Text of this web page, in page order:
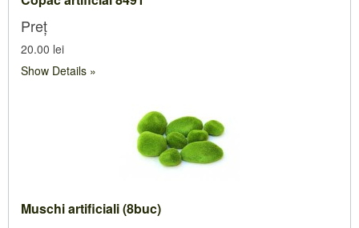
Preț
20.00 lei
Show Details
Muschi artificiali (8buc)